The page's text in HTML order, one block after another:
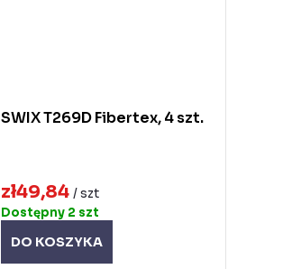
SWIX T269D Fibertex, 4 szt.
zł49,84 / szt
Dostępny 2 szt
DO KOSZYKA